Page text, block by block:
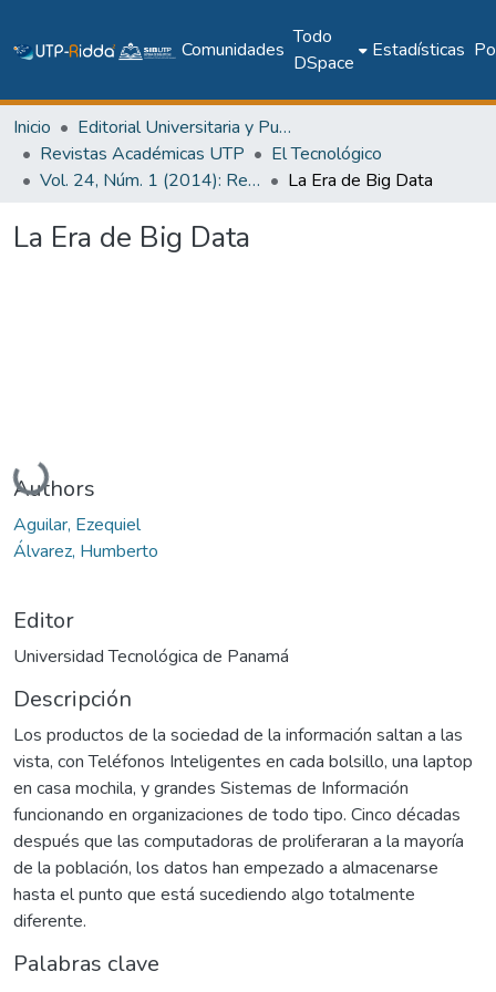
Comunidades
Todo
DSpace
Estadísticas
Inicio
Editorial Universitaria y Publicaciones Seriadas
Revistas Académicas UTP
El Tecnológico
Vol. 24, Núm. 1 (2014): Revista EL TECNOLÓGICO
La Era de Big Data
La Era de Big Data
Cargando...
Authors
Aguilar, Ezequiel
Álvarez, Humberto
Editor
Universidad Tecnológica de Panamá
Descripción
Los productos de la sociedad de la información saltan a las
vista, con Teléfonos Inteligentes en cada bolsillo, una laptop
en casa mochila, y grandes Sistemas de Información
funcionando en organizaciones de todo tipo. Cinco décadas
después que las computadoras de proliferaran a la mayoría
de la población, los datos han empezado a almacenarse
hasta el punto que está sucediendo algo totalmente
diferente.
Palabras clave